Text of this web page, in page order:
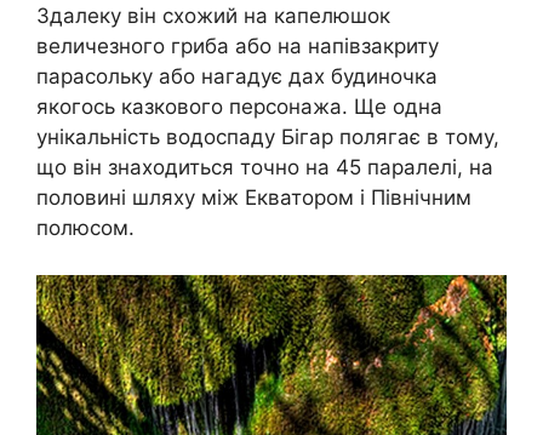
Здалеку він схожий на капелюшок
величезного гриба або на напівзакриту
парасольку або нагадує дах будиночка
якогось казкового персонажа. Ще одна
унікальність водоспаду Бігар полягає в тому,
що він знаходиться точно на 45 паралелі, на
половині шляху між Екватором і Північним
полюсом.